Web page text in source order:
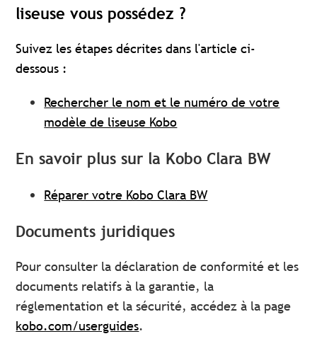
liseuse vous possédez ?
Suivez les étapes décrites dans l'article ci-
dessous :
Rechercher le nom et le numéro de votre
modèle de liseuse Kobo
En savoir plus sur la Kobo Clara BW
Réparer votre Kobo Clara BW
Documents juridiques
Pour consulter la déclaration de conformité et les
documents relatifs à la garantie, la
réglementation et la sécurité, accédez à la page
kobo.com/userguides.